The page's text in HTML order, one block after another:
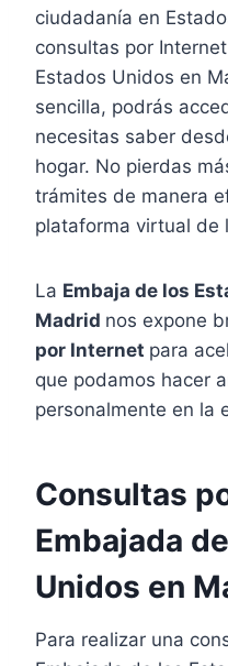
ciudadanía en
consultas por
Estados Unidos en
sencilla, podrás
necesitas saber
hogar. No pierdas
trámites de manera
plataforma virtual de
La Embaja de los
Madrid nos expone
por Internet para
que podamos hacer
personalmente en la
Consultas
Embajada
Unidos en
Para realizar una